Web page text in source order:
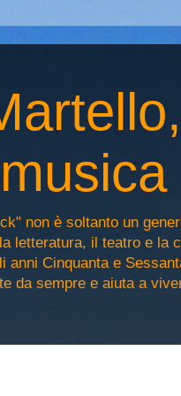
non è soltanto un
letteratura, il teatro e la
anni Cinquanta e
da sempre e aiuta a